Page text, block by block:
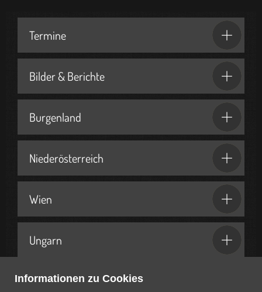
Informationen zu Cookies
Termine
Bilder & Berichte
Burgenland
Niederösterreich
Wien
Ungarn
Geschenkideen & Partner